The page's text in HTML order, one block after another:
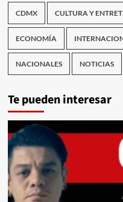
CDMX CULTURA Y
ECONOMÍA
NACIONALES NOTICIAS
Te pueden interesar